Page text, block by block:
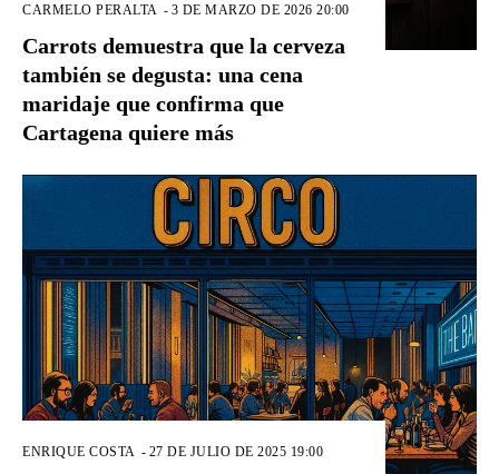
CARMELO PERALTA - 3 DE MARZO DE 2026 20:00
Carrots demuestra que la cerveza
también se degusta: una cena
maridaje que confirma que
Cartagena quiere más
ENRIQUE COSTA - 27 DE JULIO DE 2025 19:00